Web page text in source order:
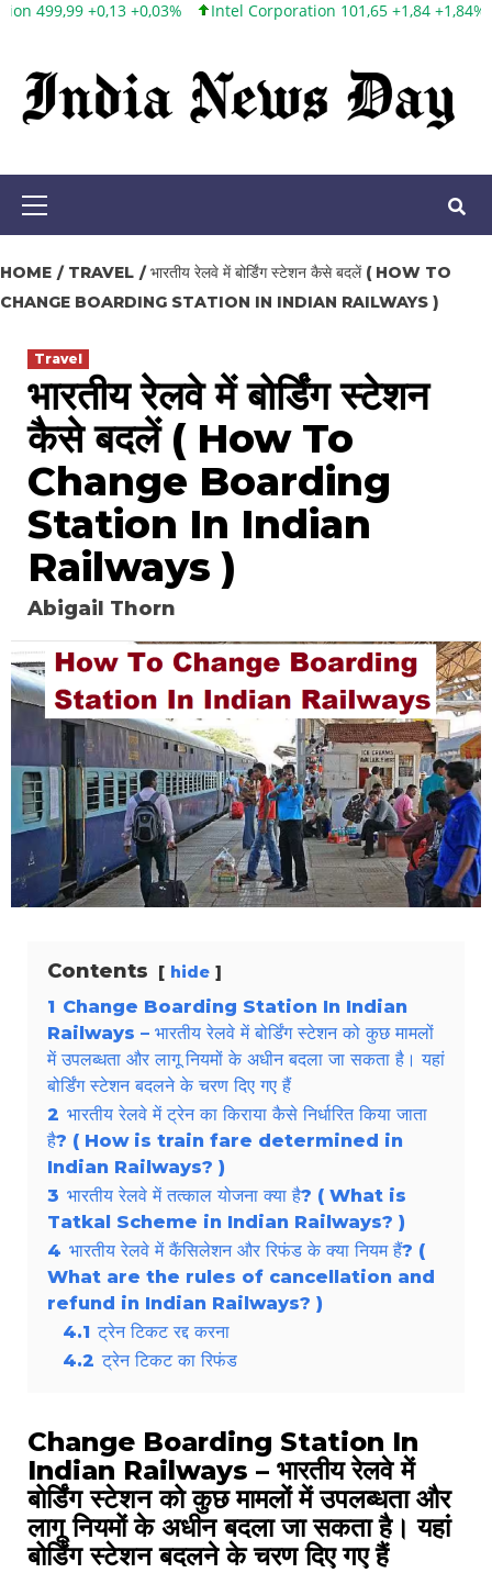
Skip
content
Intel Corporation 101,65 +1,84 +1,84% Twitter, Inc. 53,70
Primary
HOME TRAVEL
भारतीय रेलवे में बोर्डिंग स्टेशन कैसे बदलें ( HOW TO
CHANGE BOARDING STATION IN INDIAN RAILWAYS )
Travel
भारतीय रेलवे में बोर्डिंग स्टेशन
कैसे बदलें ( How To
Change Boarding
Station In Indian
Railways )
Abigail Thorn
Contents hide
1 Change Boarding Station In Indian
Railways – भारतीय रेलवे में बोर्डिंग स्टेशन को कुछ मामलों
में उपलब्धता और लागू नियमों के अधीन बदला जा सकता है। यहां
बोर्डिंग स्टेशन बदलने के चरण दिए गए हैं
2 भारतीय रेलवे में ट्रेन का किराया कैसे निर्धारित किया जाता
है? ( How is train fare determined in
Indian Railways? )
3 भारतीय रेलवे में तत्काल योजना क्या है? ( What is
Tatkal Scheme in Indian Railways? )
4 भारतीय रेलवे में कैंसिलेशन और रिफंड के क्या नियम हैं? (
What are the rules of cancellation and
refund in Indian Railways? )
4.1 ट्रेन टिकट रद्द करना
4.2 ट्रेन टिकट का रिफंड
Change Boarding Station In
Indian Railways – भारतीय रेलवे में
बोर्डिंग स्टेशन को कुछ मामलों में उपलब्धता और
लागू नियमों के अधीन बदला जा सकता है। यहां
बोर्डिंग स्टेशन बदलने के चरण दिए गए हैं